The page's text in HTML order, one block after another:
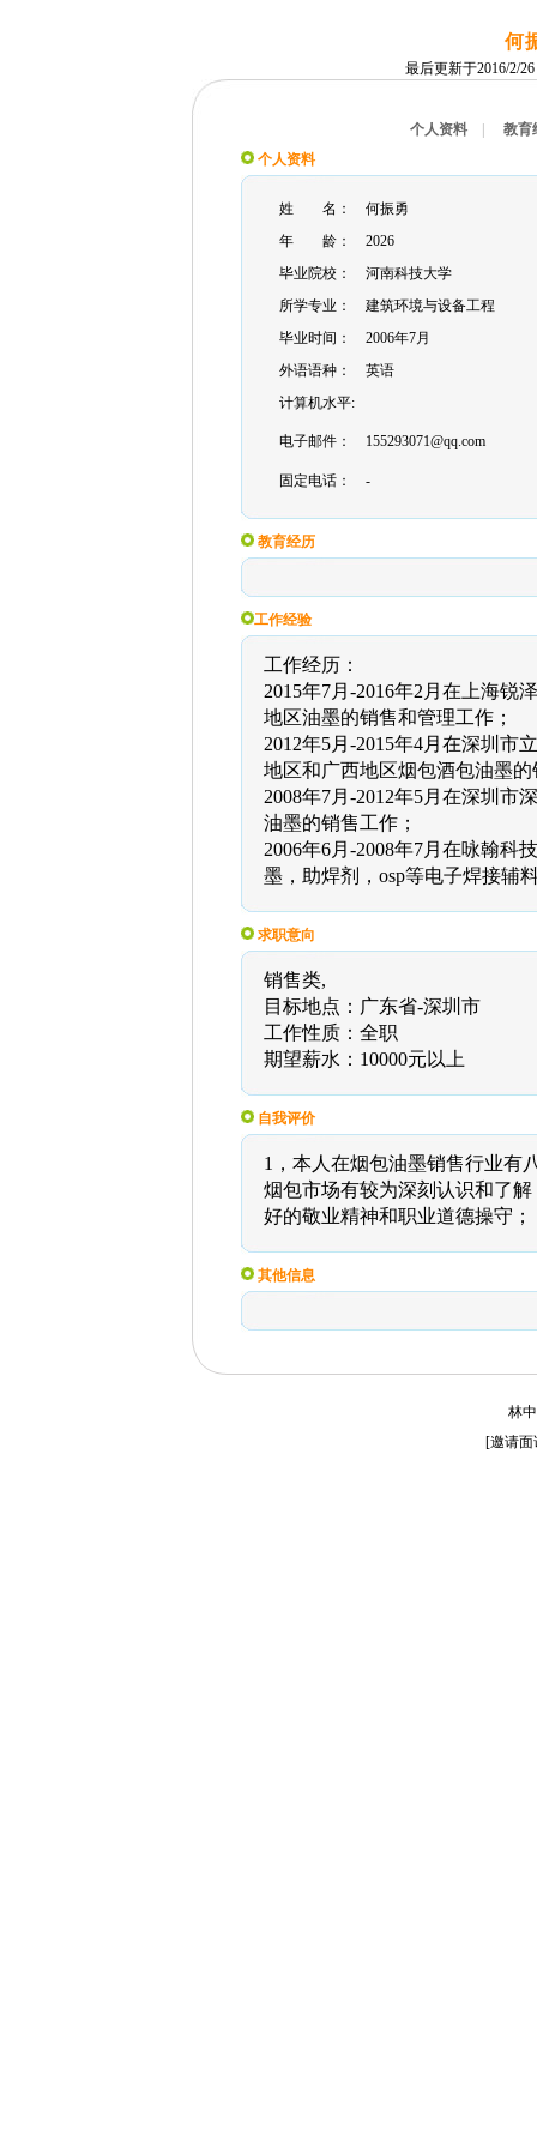
何
最后更新于2016/2/
个人资料|
教育
个人资料
姓 名：
何振勇
年 龄：
2026
毕业院校：
河南科技大学
所学专业：
建筑环境与设备工程
毕业时间：
2006年7月
外语语种：
英语
计算机水平:
电子邮件： 155293071@qq.com
固定电话： -
教育经历
工作经验
工作经历：
2015年7月-2016年2月在上海锐
地区油墨的销售和管理工作；
2012年5月-2015年4月在深圳市
地区和广西地区烟包酒包油墨
2008年7月-2012年5月在深圳市
油墨的销售工作；
2006年6月-2008年7月在咏翰科
墨，助焊剂，osp等电子焊接辅
求职意向
销售类,
目标地点：广东省-深圳市
工作性质：全职
期望薪水：10000元以上
自我评价
1，本人在烟包油墨销售行业有
烟包市场有较为深刻认识和了
好的敬业精神和职业道德操守
其他信息
林
[邀请面